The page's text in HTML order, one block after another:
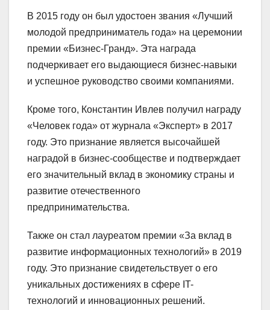
В 2015 году он был удостоен звания «Лучший
молодой предприниматель года» на церемонии
премии «Бизнес-Гранд». Эта награда
подчеркивает его выдающиеся бизнес-навыки
и успешное руководство своими компаниями.
Кроме того, Константин Ивлев получил награду
«Человек года» от журнала «Эксперт» в 2017
году. Это признание является высочайшей
наградой в бизнес-сообществе и подтверждает
его значительный вклад в экономику страны и
развитие отечественного
предпринимательства.
Также он стал лауреатом премии «За вклад в
развитие информационных технологий» в 2019
году. Это признание свидетельствует о его
уникальных достижениях в сфере IT-
технологий и инновационных решений.